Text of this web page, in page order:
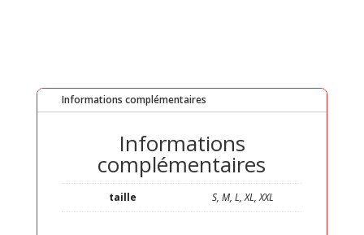
Informations complémentaires
Informations
complémentaires
taille S, M, L, XL, XXL